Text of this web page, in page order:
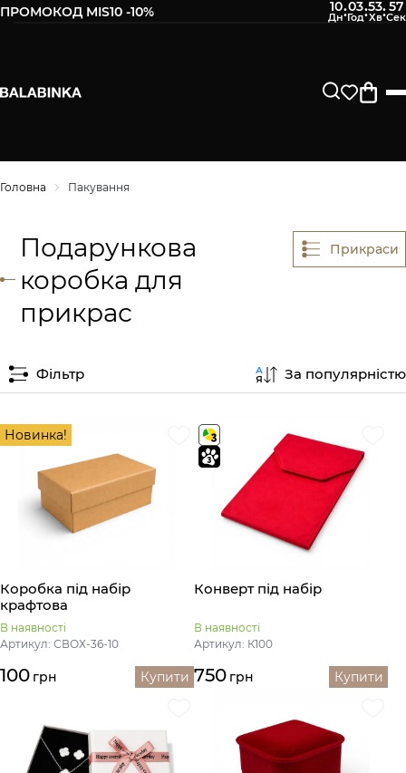
ПРОМОКОД MIS10 -10% 10:03:53:56
Головна Пакування
Подарункова
коробка для
прикрас
Прикраси
Фільтр За популярністю
Новинка!
Коробка під набір
крафтова
В наявності
Артикул: СВОХ-36-10
100 грн Купити
Конверт під набір
В наявності
Артикул: К100
750 грн Купити